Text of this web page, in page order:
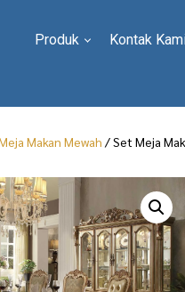
Produk Kontak
Makan Mewah / Set Meja